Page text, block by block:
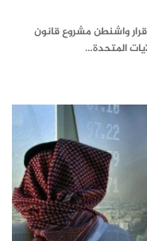
واشنطن مشروع قانون